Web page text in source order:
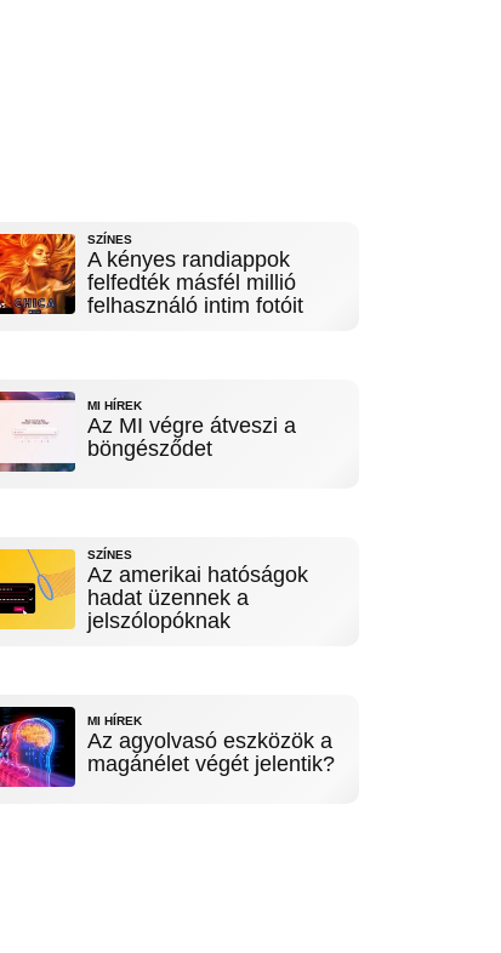
SZÍNES
A kényes randiappok
felfedték másfél millió
felhasználó intim fotóit
MI HÍREK
Az MI végre átveszi a
böngésződet
SZÍNES
Az amerikai hatóságok
hadat üzennek a
jelszólopóknak
MI HÍREK
Az agyolvasó eszközök a
magánélet végét jelentik?